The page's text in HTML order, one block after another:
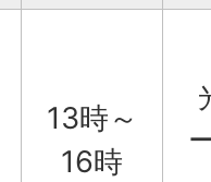
13時～
16時